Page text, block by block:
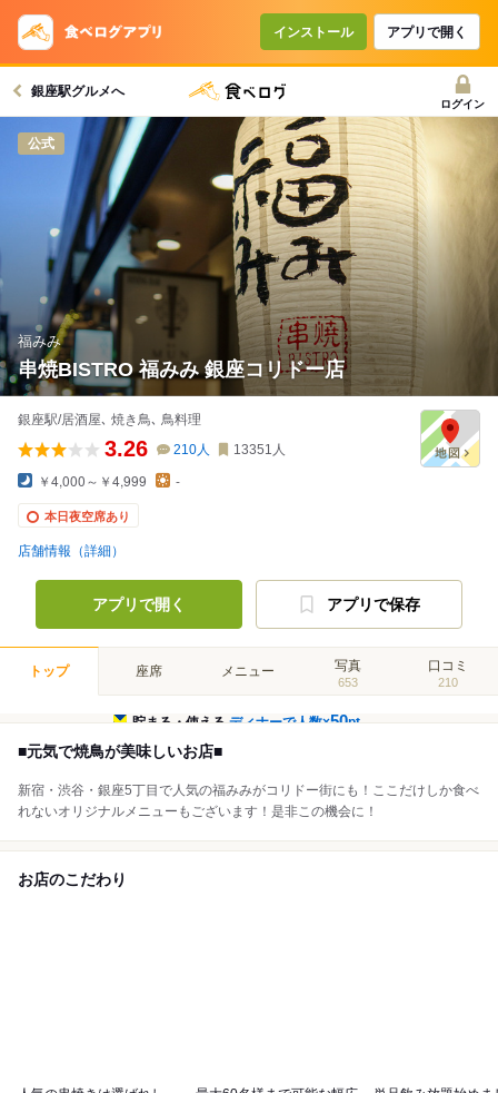
インストール アプリで開く
銀座駅グルメへ
ログイン
公式
福みみ
串焼BISTRO 福みみ 銀座コリドー店
銀座駅/居酒屋､ 焼き鳥､ 鳥料理
3.26 210人 13351 人
￥4,000～￥4,999 -
本日夜空席あり
店舗情報（詳細）
アプリで開く アプリで保存
トップ 座席 メニュー 写真
653
口コミ
210
貯まる・使えるディナーで人数×50pt
■元気で焼鳥が美味しいお店■
新宿・渋谷・銀座5丁目で人気の福みみがコリドー街にも！ここだけしか食べ
れないオリジナルメニューもございます！是非この機会に！
お店のこだわり